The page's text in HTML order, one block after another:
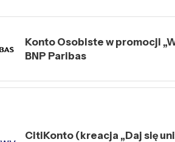
Konto Osobiste w promocji
BNP Paribas
CitiKonto (kreacja „Daj się